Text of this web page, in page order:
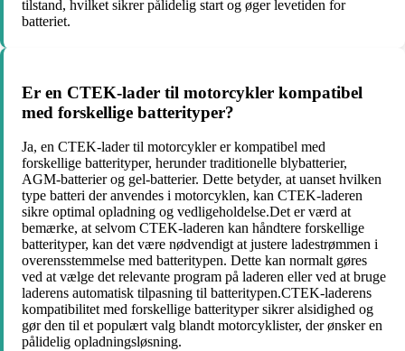
tilstand, hvilket sikrer pålidelig start og øger levetiden for
batteriet.
Er en CTEK-lader til motorcykler kompatibel
med forskellige batterityper?
Ja, en CTEK-lader til motorcykler er kompatibel med
forskellige batterityper, herunder traditionelle blybatterier,
AGM-batterier og gel-batterier. Dette betyder, at uanset hvilken
type batteri der anvendes i motorcyklen, kan CTEK-laderen
sikre optimal opladning og vedligeholdelse.Det er værd at
bemærke, at selvom CTEK-laderen kan håndtere forskellige
batterityper, kan det være nødvendigt at justere ladestrømmen i
overensstemmelse med batteritypen. Dette kan normalt gøres
ved at vælge det relevante program på laderen eller ved at bruge
laderens automatisk tilpasning til batteritypen.CTEK-laderens
kompatibilitet med forskellige batterityper sikrer alsidighed og
gør den til et populært valg blandt motorcyklister, der ønsker en
pålidelig opladningsløsning.